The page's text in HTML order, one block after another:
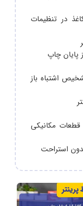
در تنظیمات
پایان چاپ
اشتباه باز
مکانیکی
استراحت